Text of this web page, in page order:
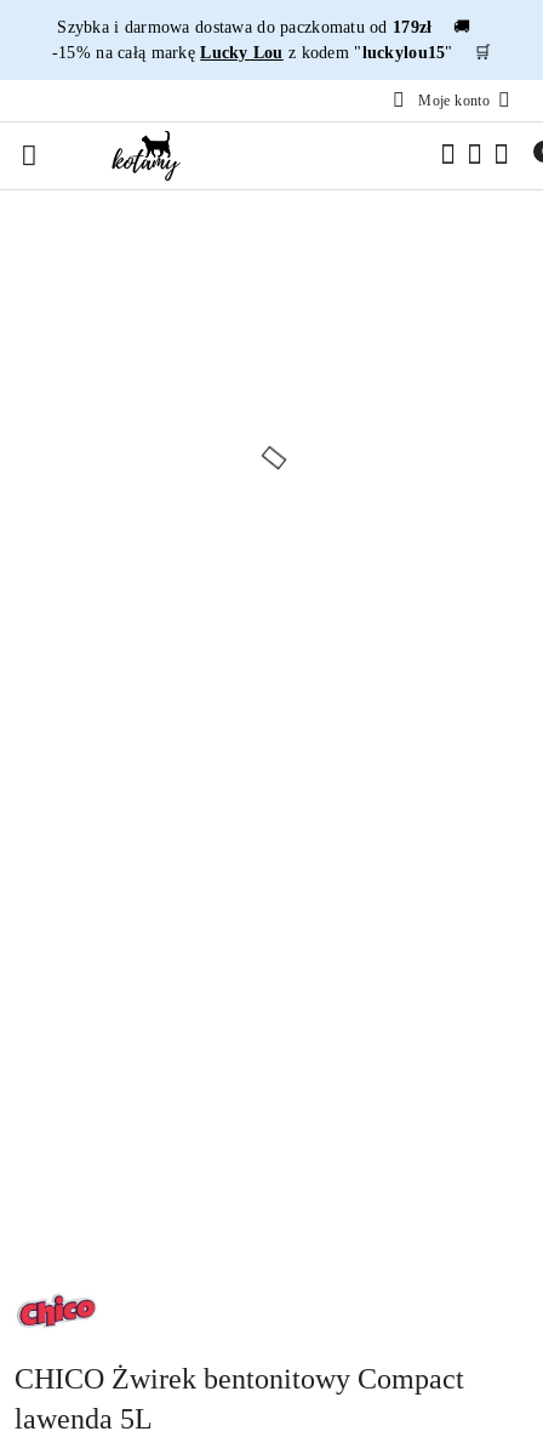
Przejdź do treści głównej
Przejdź do wyszukiwarki
Przejdź do moje konto
Przejdź do menu głównego
Przejdź do opisu produktu
Przejdź do stopki
Szybka i darmowa dostawa do paczkomatu od 179zł 🚚
-15% na całą markęLucky Lou z kodem "luckylou15" 🛒
Moje konto
NAZWA
PRODUCENTA:
CHICO
CHICO Żwirek bentonitowy Compact
lawenda 5L